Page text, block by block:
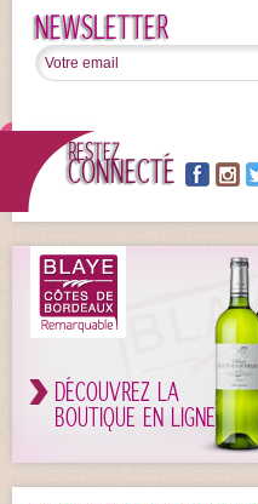
NEWSLETTER
RESTEZ
CONNECTÉ
DÉCOUVREZ LA
BOUTIQUE EN LIGNE